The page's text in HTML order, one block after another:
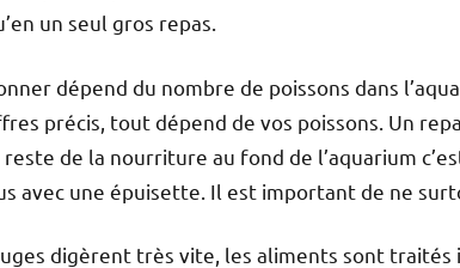
un seul gros repas.
dépend du nombre de poissons dans
précis, tout dépend de vos poissons. Un
de la nourriture au fond de l’aquarium
avec une épuisette. Il est important de ne
digèrent très vite, les aliments sont